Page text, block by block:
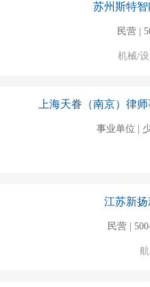
苏州斯特
民营 |
机械/
上海天眷（南京）律
事业单位 |
江苏新
民营 |